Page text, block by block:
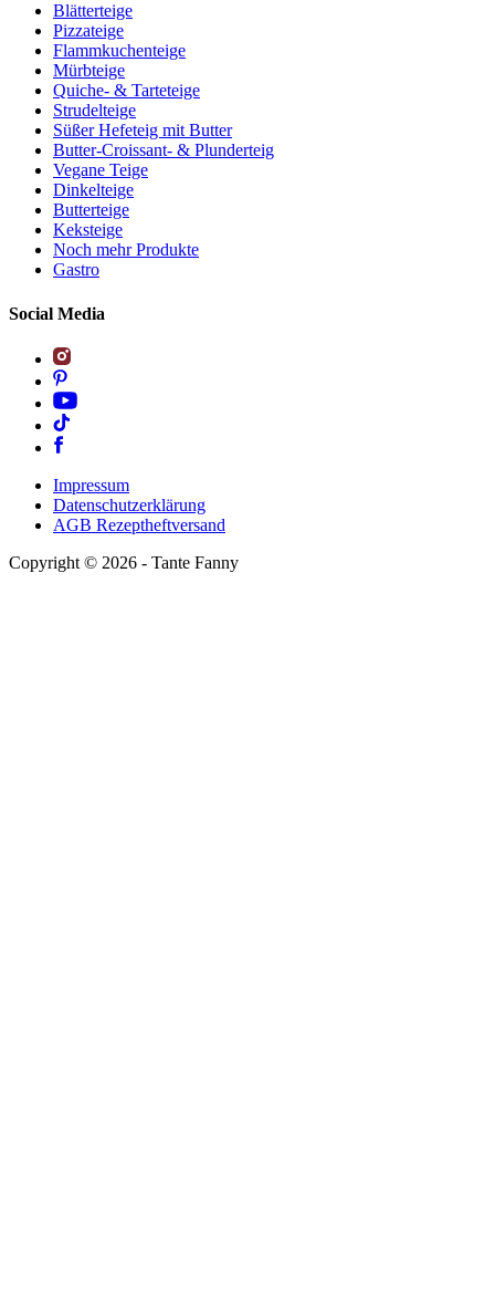
Blätterteige
Pizzateige
Flammkuchenteige
Mürbteige
Quiche- & Tarteteige
Strudelteige
Süßer Hefeteig mit Butter
Butter-Croissant- & Plunderteig
Vegane Teige
Dinkelteige
Butterteige
Keksteige
Noch mehr Produkte
Gastro
Social Media
Impressum
Datenschutzerklärung
AGB Rezeptheftversand
Copyright © 2026 - Tante Fanny